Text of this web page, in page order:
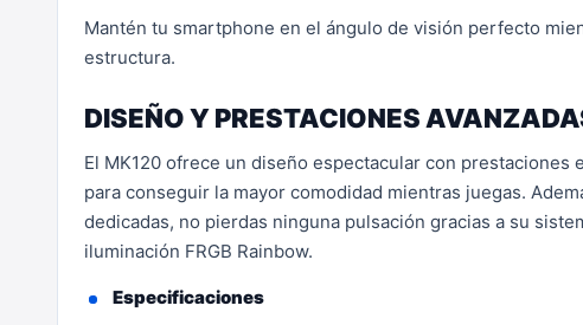
Mantén tu smartphone en el ángulo de visión perfecto
estructura.
DISEÑO Y PRESTACIONES
El MK120 ofrece un diseño espectacular con
para conseguir la mayor comodidad mientras juegas.
dedicadas, no pierdas ninguna pulsación gracias a su
iluminación FRGB Rainbow.
Especificaciones